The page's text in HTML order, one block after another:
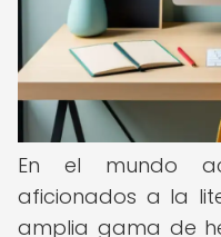
En el mundo
aficionados a la
amplia gama de